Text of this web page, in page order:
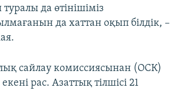
да өтінішіміз
да хаттан оқып білдік, –
сайлау комиссиясынан (ОСК)
рас. Азаттық тілшісі 21